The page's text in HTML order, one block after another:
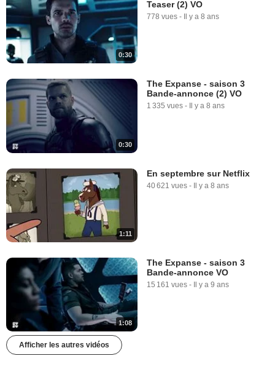
0:30
Teaser (2) VO
778 vues - Il y a 8 ans
0:30
The Expanse - saison 3
Bande-annonce (2) VO
1 335 vues - Il y a 8 ans
1:11
En septembre sur Netflix
40 621 vues - Il y a 8 ans
1:08
The Expanse - saison 3
Bande-annonce VO
15 161 vues - Il y a 9 ans
Afficher les autres vidéos